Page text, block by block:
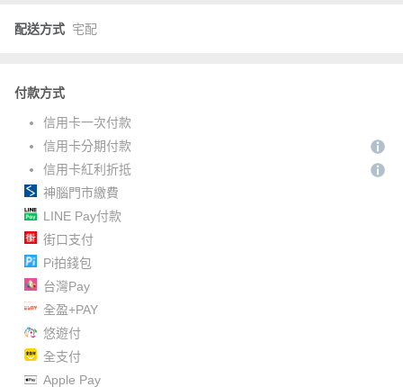
配送方式 宅配
付款方式
信用卡一次付款
信用卡分期付款
信用卡紅利折抵
神腦門市繳費
LINE Pay付款
街口支付
Pi拍錢包
台灣Pay
全盈+PAY
悠遊付
全支付
Apple Pay